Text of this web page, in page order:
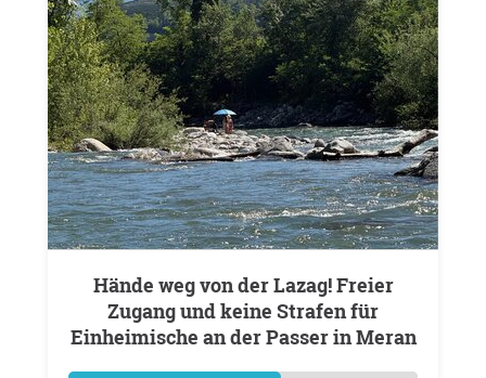
Hände weg von der Lazag! Freier
Zugang und keine Strafen für
Einheimische an der Passer in Meran